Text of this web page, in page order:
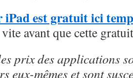
iPad est gratuit ici
avant que cette
prix des applications
eux-mêmes et sont